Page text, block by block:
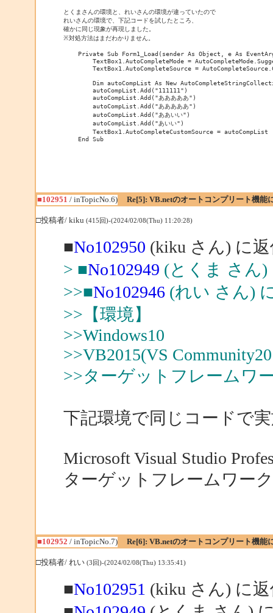
とくまさんの環境と、れいさんの環境が違っていたので
れいさんの環境で、下記コードを試したところ、
確かに同じ現象が再現しました。
※対処方法はまだわかりません。
Private Sub Form1_Load(sender As Object, e As
TextBox1.AutoCompleteMode =
TextBox1.AutoCompleteSource =
Dim autoCompList As New
        autoCompList.Add("111111")
        autoCompList.Add("あああああ")
        autoCompList.Add("あああああ")
        autoCompList.Add("ああいい")
        autoCompList.Add("あいい")
        TextBox1.AutoCompleteCustomSource = autoCompList
    End Sub
■102951 / inTopicNo.6) Re[5]: VB.netのオートコンプリート機能
□投稿者/ kiku (415回)-(2024/02/08(Thu) 11:20:28)
■No102950 (kiku さん) に
> ■No102949 (とくま さん)
>>■No102946(れい さん)
>>【環境】
>>Windows10
>>VB2015(VS
>>ターゲットフレームワ
下記環境で同じコードで
Microsoft Visual Studio
ターゲットフレームワーク
■102952 / inTopicNo.7) Re[6]: VB.netのオートコンプリート機能
□投稿者/ れい (3回)-(2024/02/08(Thu) 13:35:41)
■No102951 (kiku さん) に